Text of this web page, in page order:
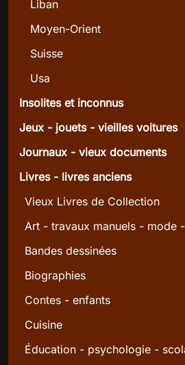
Liban
Moyen-Orient
Suisse
Usa
Insolites et inconnus
Jeux - jouets - vieilles voitures
Journaux - vieux documents
Livres - livres anciens
Vieux Livres de Collection
Art - travaux manuels - mode
Bandes dessinées
Biographies
Contes - enfants
Cuisine
Éducation - psychologie -